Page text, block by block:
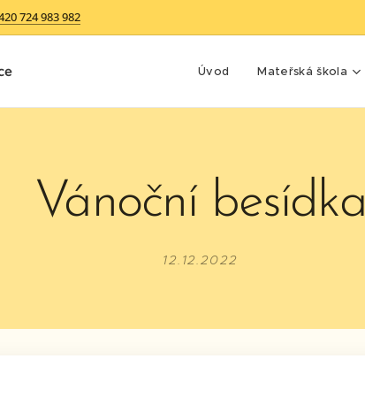
724 983 982
Úvod Mateřská škola
Vánoční besídka
12.12.2022